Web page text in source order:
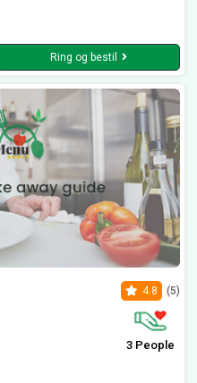
Ring og bestil
4.8 (5)
3 People